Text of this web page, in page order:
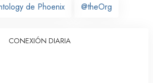
de Phoenix @theOrg
CONEXIÓN DIARIA